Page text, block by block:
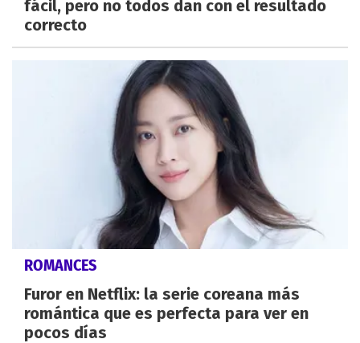
fácil, pero no todos dan con el resultado
correcto
ROMANCES
Furor en Netflix: la serie coreana más
romántica que es perfecta para ver en
pocos días